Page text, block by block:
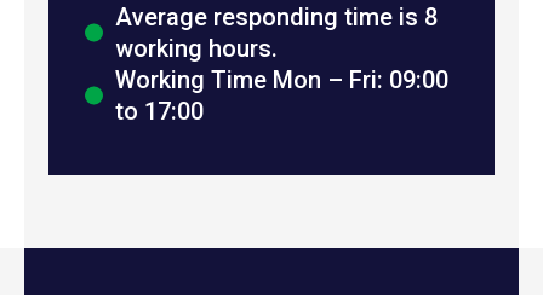
Average responding time is 8
working hours.
Working Time Mon – Fri: 09:00
to 17:00